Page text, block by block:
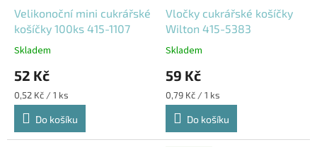
Velikonoční mini cukrářské
košíčky 100ks 415-1107
Skladem
52 Kč
Měrná
cena:
0,52 Kč / 1 ks
Do košíku
Vločky cukrářské košíčky
Wilton 415-5383
Skladem
59 Kč
Měrná
cena:
0,79 Kč / 1 ks
Do košíku